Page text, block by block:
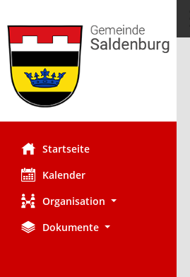
Startseite
Kalender
Organisation
Dokumente